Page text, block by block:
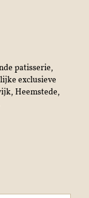
patisserie,
exclusieve
Heemstede,